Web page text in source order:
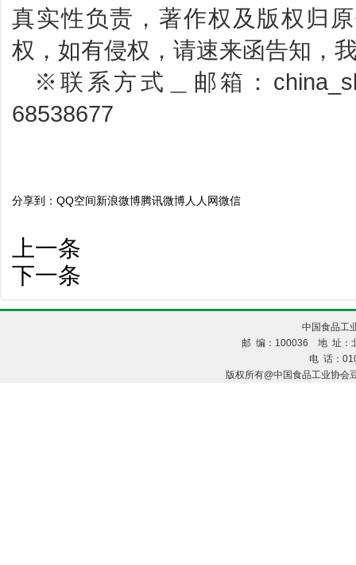
真实性负责，著作权及版权归
权，如有侵权，请速来函告知，
※联系方式＿邮箱：
68538677
分享到： QQ空间新浪微博腾讯微博人人网微信
上一条
下一条
中国食品工
邮 编：100036 地 址：
电 话：
版权所有@中国食品工业协